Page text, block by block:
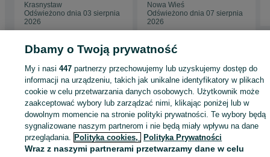
Krasnystaw
Odświeżono dnia 03 sierpnia
2026
Nowa Wieś
Odświeżono dnia 07 sierpnia
2026
Mazowieckie
Osobowe - Wołomin
KATEGORIA
ID:936177309 Wyświetlenia:
Dbamy o Twoją prywatność
My i nasi447 partnerzy przechowujemy lub uzyskujemy dostęp do
informacji na urządzeniu, takich jak unikalne identyfikatory w plikach
cookie w celu przetwarzania danych osobowych. Użytkownik może
zaakceptować wybory lub zarządzać nimi, klikając poniżej lub w
dowolnym momencie na stronie polityki prywatności. Te wybory będą
sygnalizowane naszym partnerom i nie będą miały wpływu na dane
przeglądania. Polityka cookies, Polityka Prywatności
Wraz z naszymi partnerami przetwarzamy dane w celu